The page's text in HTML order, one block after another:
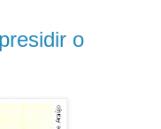
o